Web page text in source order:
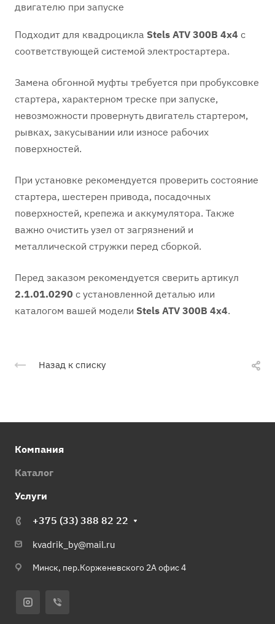
двигателю при запуске
Подходит для квадроцикла Stels ATV 300B 4x4 с
соответствующей системой электростартера.
Замена обгонной муфты требуется при пробуксовке
стартера, характерном треске при запуске,
невозможности провернуть двигатель стартером,
рывках, закусывании или износе рабочих
поверхностей.
При установке рекомендуется проверить состояние
стартера, шестерен привода, посадочных
поверхностей, крепежа и аккумулятора. Также
важно очистить узел от загрязнений и
металлической стружки перед сборкой.
Перед заказом рекомендуется сверить артикул
2.1.01.0290 с установленной деталью или
каталогом вашей модели Stels ATV 300B 4x4.
Назад к списку
Компания
Каталог
Услуги
+375 (33) 388 82 22
kvadrik_by@mail.ru
Минск, пер.Корженевского 2А офис 4